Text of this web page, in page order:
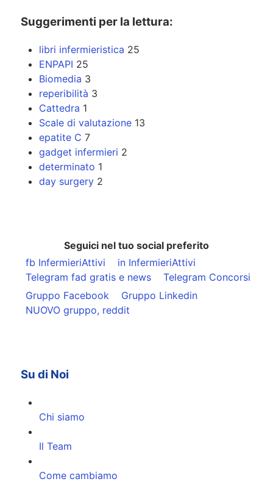
Suggerimenti per la lettura:
libri infermieristica 25
ENPAPI 25
Biomedia 3
reperibilità 3
Cattedra 1
Scale di valutazione 13
epatite C 7
gadget infermieri 2
determinato 1
day surgery 2
Seguici nel tuo social preferito
fb InfermieriAttivi
in InfermieriAttivi
Telegram fad gratis e news
Telegram Concorsi
Gruppo Facebook
Gruppo Linkedin
NUOVO gruppo, reddit
Su di Noi
Chi siamo
Il Team
Come cambiamo